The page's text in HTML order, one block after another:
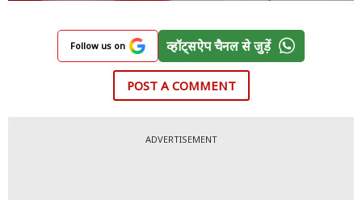
Follow us on व्हॉट्सऐप चैनल से जुड़ें
POST A COMMENT
ADVERTISEMENT